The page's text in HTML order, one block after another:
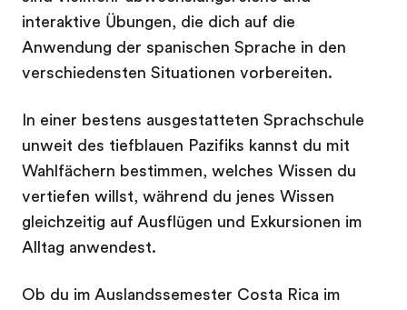
interaktive Übungen, die dich auf die
Anwendung der spanischen Sprache in den
verschiedensten Situationen vorbereiten.
In einer bestens ausgestatteten Sprachschule
unweit des tiefblauen Pazifiks kannst du mit
Wahlfächern bestimmen, welches Wissen du
vertiefen willst, während du jenes Wissen
gleichzeitig auf Ausflügen und Exkursionen im
Alltag anwendest.
Ob du im Auslandssemester Costa Rica im